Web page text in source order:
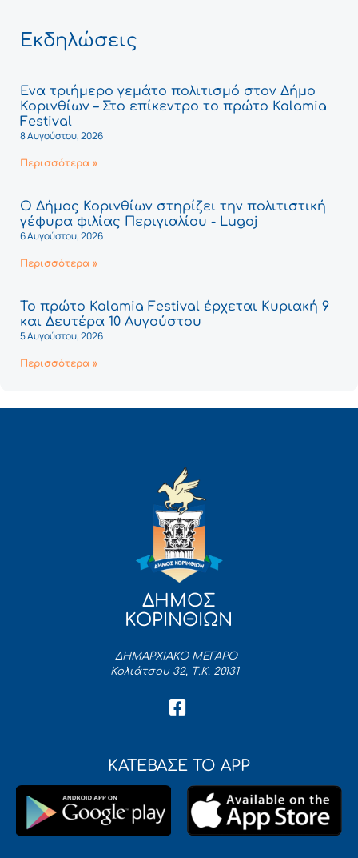
Εκδηλώσεις
Ένα τριήμερο γεμάτο πολιτισμό στον Δήμο
Κορινθίων – Στο επίκεντρο το πρώτο Kalamia
Festival
8 Αυγούστου, 2026
Περισσότερα »
Ο Δήμος Κορινθίων στηρίζει την πολιτιστική
γέφυρα φιλίας Περιγιαλίου - Lugoj
6 Αυγούστου, 2026
Περισσότερα »
Το πρώτο Kalamia Festival έρχεται Κυριακή 9
και Δευτέρα 10 Αυγούστου
5 Αυγούστου, 2026
Περισσότερα »
ΔΗΜΟΣ
ΚΟΡΙΝΘΙΩΝ
ΔΗΜΑΡΧΙΑΚΟ ΜΕΓΑΡΟ
Κολιάτσου 32, Τ.Κ. 20131
ΚΑΤΕΒΑΣΕ ΤΟ APP